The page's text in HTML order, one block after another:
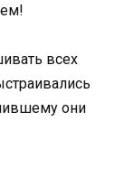
всех
они